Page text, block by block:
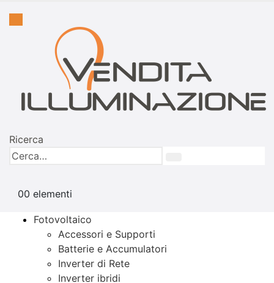
Ricerca
00 elementi
Fotovoltaico
Accessori e Supporti
Batterie e Accumulatori
Inverter di Rete
Inverter ibridi